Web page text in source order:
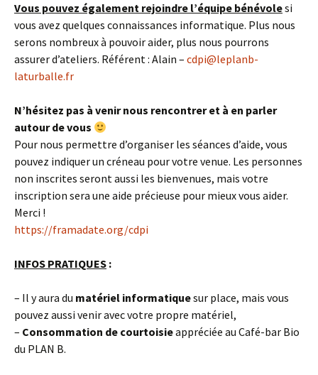
Vous pouvez également rejoindre l’équipe bénévolesi
vous avez quelques connaissances informatique. Plus nous
serons nombreux à pouvoir aider, plus nous pourrons
assurer d’ateliers. Référent : Alain – cdpi@leplanb-
laturballe.fr
N’hésitez pas à venir nous rencontrer et à en parler
autour de vous
Pour nous permettre d’organiser les séances d’aide, vous
pouvez indiquer un créneau pour votre venue. Les personnes
non inscrites seront aussi les bienvenues, mais votre
inscription sera une aide précieuse pour mieux vous aider.
Merci !
https://framadate.org/cdpi
INFOS PRATIQUES :
– Il y aura du matériel informatiquesur place, mais vous
pouvez aussi venir avec votre propre matériel,
– Consommation de courtoisieappréciée au Café-bar Bio
du PLAN B.